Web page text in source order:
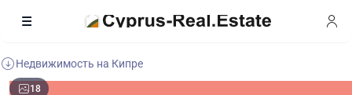
Недвижимость на Кипре
18